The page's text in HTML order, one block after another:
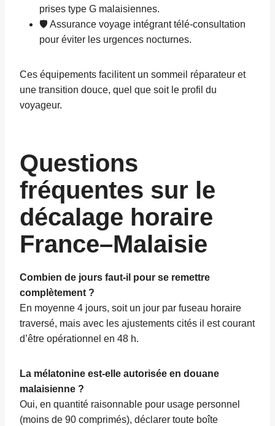
prises type G malaisiennes.
🛡️ Assurance voyage intégrant télé-consultation
pour éviter les urgences nocturnes.
Ces équipements facilitent un sommeil réparateur et
une transition douce, quel que soit le profil du
voyageur.
Questions
fréquentes sur le
décalage horaire
France–Malaisie
Combien de jours faut-il pour se remettre
complètement ?
En moyenne 4 jours, soit un jour par fuseau horaire
traversé, mais avec les ajustements cités il est courant
d’être opérationnel en 48 h.
La mélatonine est-elle autorisée en douane
malaisienne ?
Oui, en quantité raisonnable pour usage personnel
(moins de 90 comprimés), déclarer toute boîte